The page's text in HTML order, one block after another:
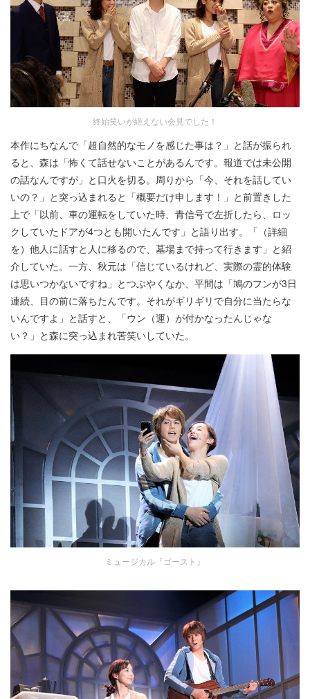
終始笑いが絶えない会見でした！
本作にちなんで「超自然的なモノを感じた事は？」と話が振られ
ると、森は「怖くて話せないことがあるんです。報道では未公開
の話なんですが」と口火を切る。周りから「今、それを話してい
いの？」と突っ込まれると「概要だけ申します！」と前置きした
上で「以前、車の運転をしていた時、青信号で左折したら、ロッ
クしていたドアが4つとも開いたんです」と語り出す。「（詳細
を）他人に話すと人に移るので、墓場まで持って行きます」と紹
介していた。一方、秋元は「信じているけれど、実際の霊的体験
は思いつかないですね」とつぶやくなか、平間は「鳩のフンが3日
連続、目の前に落ちたんです。それがギリギリで自分に当たらな
いんですよ」と話すと、「ウン（運）が付かなったんじゃな
い？」と森に突っ込まれ苦笑いしていた。
ミュージカル『ゴースト』